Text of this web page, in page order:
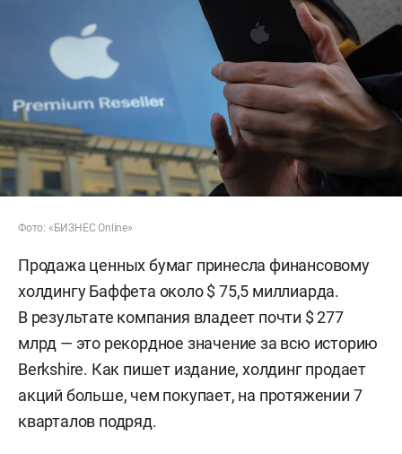
Фото: «БИЗНЕС Online»
Продажа ценных бумаг принесла финансовому
холдингу Баффета около $ 75,5 миллиарда.
В результате компания владеет почти $ 277
млрд — это рекордное значение за всю историю
Berkshire. Как пишет издание, холдинг продает
акций больше, чем покупает, на протяжении 7
кварталов подряд.